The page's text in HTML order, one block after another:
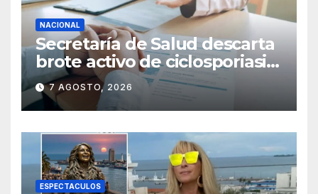
NACIONAL
Secretaría de Salud descarta
brote activo de ciclosporiasis
en México y pide tranquilidad
a la población
7 AGOSTO, 2026
ESPECTACULOS